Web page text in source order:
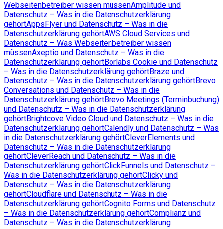
Webseitenbetreiber wissen müssenAmplitude und
Datenschutz – Was in die Datenschutzerklärung
gehörtAppsFlyer und Datenschutz – Was in die
Datenschutzerklärung gehörtAWS Cloud Services und
Datenschutz – Was Webseitenbetreiber wissen
müssenAxeptio und Datenschutz – Was in die
Datenschutzerklärung gehörtBorlabs Cookie und Datenschutz
– Was in die Datenschutzerklärung gehörtBraze und
Datenschutz – Was in die Datenschutzerklärung gehörtBrevo
Conversations und Datenschutz – Was in die
Datenschutzerklärung gehörtBrevo Meetings (Terminbuchung)
und Datenschutz – Was in die Datenschutzerklärung
gehörtBrightcove Video Cloud und Datenschutz – Was in die
Datenschutzerklärung gehörtCalendly und Datenschutz – Was
in die Datenschutzerklärung gehörtCleverElements und
Datenschutz – Was in die Datenschutzerklärung
gehörtCleverReach und Datenschutz – Was in die
Datenschutzerklärung gehörtClickFunnels und Datenschutz –
Was in die Datenschutzerklärung gehörtClicky und
Datenschutz – Was in die Datenschutzerklärung
gehörtCloudflare und Datenschutz – Was in die
Datenschutzerklärung gehörtCognito Forms und Datenschutz
– Was in die Datenschutzerklärung gehörtComplianz und
Datenschutz – Was in die Datenschutzerklärung